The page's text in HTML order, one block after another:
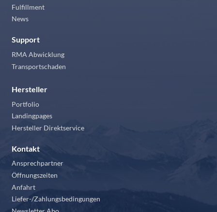
Fulfillment
News
Support
RMA Abwicklung
Transportschaden
Hersteller
Portfolio
Landingpages
Hersteller Direktservice
Kontakt
Ansprechpartner
Öffnungszeiten
Anfahrt
Liefer-/Zahlungsbedingungen